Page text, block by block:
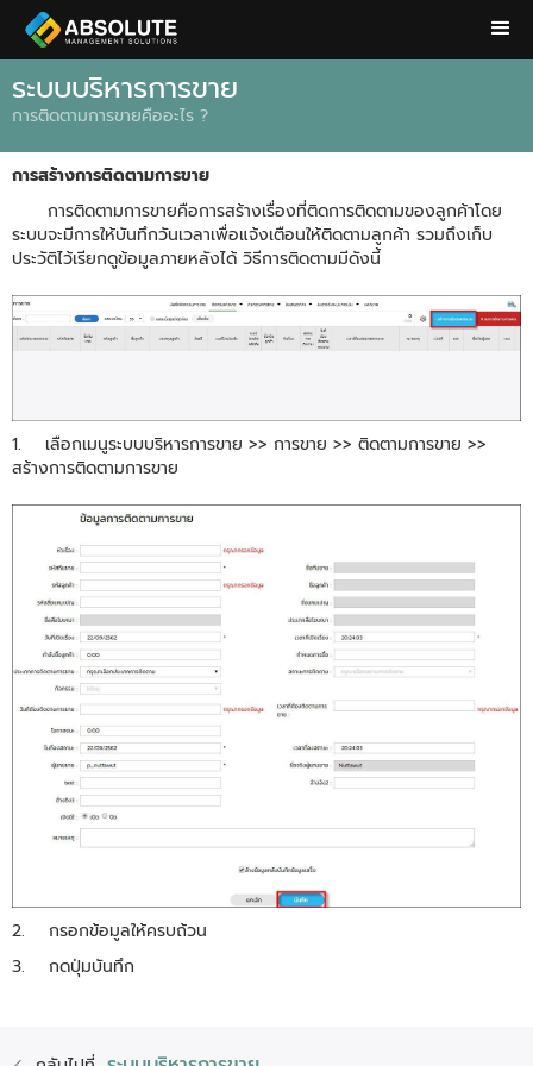
ระบบบริหารการขาย
การติดตามการขายคืออะไร ?
การสร้างการติดตามการขาย
การติดตามการขายคือการสร้างเรื่องที่ติดการติดตามของลูกค้าโดย
ระบบจะมีการให้บันทึกวันเวลาเพื่อแจ้งเตือนให้ติดตามลูกค้า รวมถึงเก็บ
ประวัติไว้เรียกดูข้อมูลภายหลังได้ วิธีการติดตามมีดังนี้
1. เลือกเมนูระบบบริหารการขาย >> การขาย >> ติดตามการขาย >>
สร้างการติดตามการขาย
2. กรอกข้อมูลให้ครบถ้วน
3. กดปุ่มบันทึก